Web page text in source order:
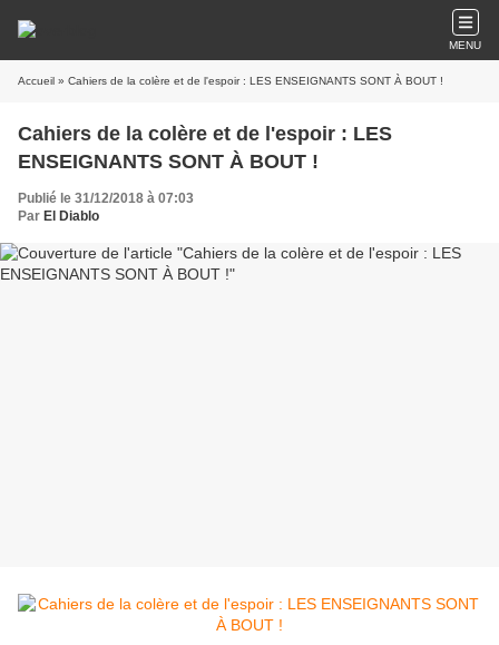
MENU
Accueil » Cahiers de la colère et de l'espoir : LES ENSEIGNANTS SONT À BOUT !
Cahiers de la colère et de l'espoir : LES
ENSEIGNANTS SONT À BOUT !
Publié le 31/12/2018 à 07:03
Par El Diablo